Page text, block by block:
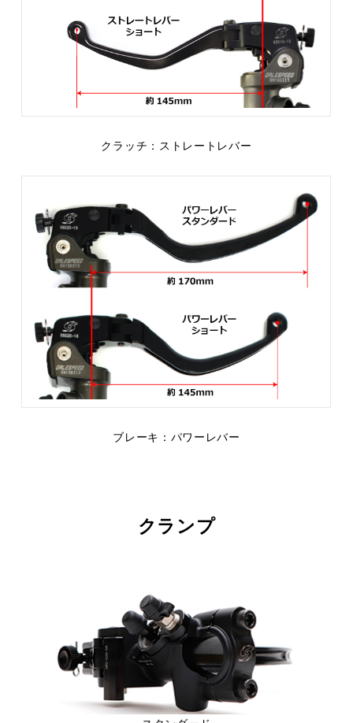
クラッチ：ストレートレバー
ブレーキ：パワーレバー
クランプ